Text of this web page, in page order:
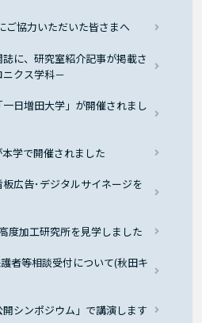
ご協力いただいた皆さまへ
に、研究室紹介記事が掲載さ
クス学科－
日増田大学」が開催されまし
学で開催されました
広告･デジタルサイネージを
度加工研究所を見学しました
者等相談受付について(秋田キ
シンポジウム」で講演します